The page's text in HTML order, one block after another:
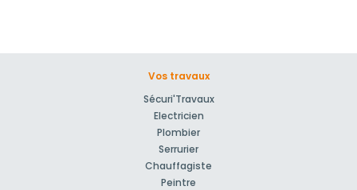
Vos travaux
Sécuri'Travaux
Electricien
Plombier
Serrurier
Chauffagiste
Peintre